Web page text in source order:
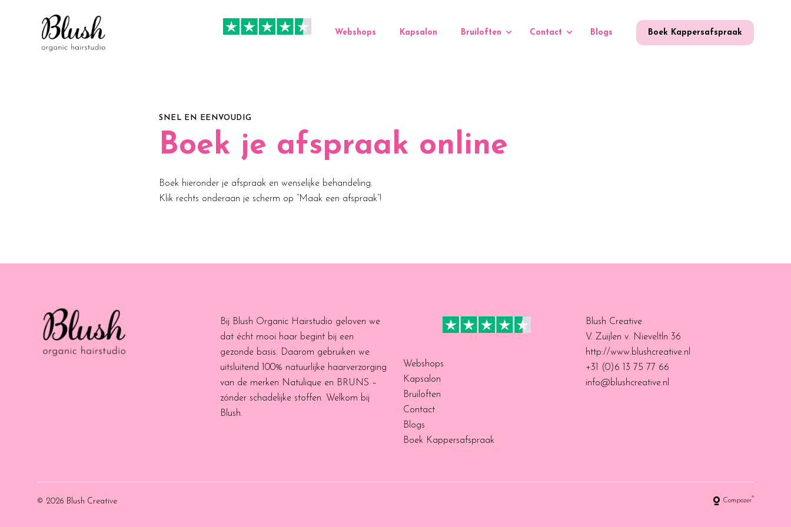
Webshops Kapsalon Bruiloften Contact Blogs Boek Kappersafspraak
SNEL EN EENVOUDIG
Boek je afspraak online
Boek hieronder je afspraak en wenselijke behandeling.
Klik rechts onderaan je scherm op “Maak een afspraak”!
Bij Blush Organic Hairstudio geloven we
dat écht mooi haar begint bij een
gezonde basis. Daarom gebruiken we
uitsluitend 100% natuurlijke haarverzorging
van de merken Natulique en BRUNS –
zónder schadelijke stoffen. Welkom bij
Blush.
Webshops
Kapsalon
Bruiloften
Contact
Blogs
Boek Kappersafspraak
Blush Creative
V. Zuijlen v. Nieveltln 36
http://www.blushcreative.nl
+31 (0)6 13 75 77 66
info@blushcreative.nl
© 2026 Blush Creative Compozer®